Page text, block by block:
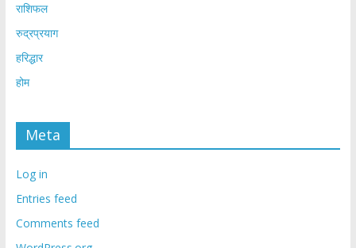
राशिफल
रुद्रप्रयाग
हरिद्धार
होम
Meta
Log in
Entries feed
Comments feed